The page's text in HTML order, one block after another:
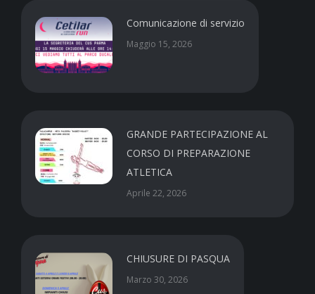
Comunicazione di servizio
Maggio 15, 2026
GRANDE PARTECIPAZIONE AL
CORSO DI PREPARAZIONE
ATLETICA
Aprile 22, 2026
CHIUSURE DI PASQUA
Marzo 30, 2026